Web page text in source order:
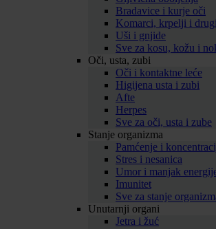
Bradavice i kurje oči
Komarci, krpelji i
Uši i gnjide
Sve za kosu, kožu i
Oči, usta, zubi
Oči i kontaktne leće
Higijena usta i zubi
Afte
Herpes
Sve za oči, usta i zube
Stanje organizma
Pamćenje i
Stres i nesanica
Umor i manjak
Imunitet
Sve za stanje
Unutarnji organi
Jetra i žuć